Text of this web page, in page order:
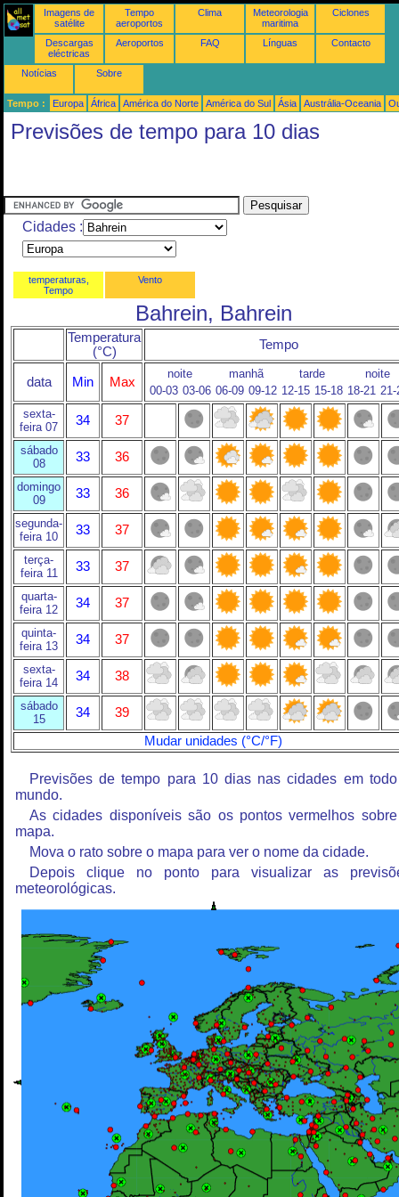
Imagens de
satélite
Tempo
aeroportos
Clima
Meteorologia
maritima
Ciclones
Descargas
eléctricas
Aeroportos FAQ Línguas Contacto
Notícias Sobre
Tempo : Europa África América do Norte América do Sul Ásia Austrália-Oceania
Previsões de tempo para 10 dias
Cidades :
temperaturas,
Tempo
Vento
Bahrein, Bahrein
Temperatura
(°C)
Tempo
data Min Max
noite manhã tarde
noite
00-03 03-06 06-09 09-12 12-15 15-18 18-21 21-
sexta-
feira 07
34 37
sábado
08
33 36
domingo
09
33 36
segunda-
feira 10
33 37
terça-
feira 11
33 37
quarta-
feira 12
34 37
quinta-
feira 13
34 37
sexta-
feira 14
34 38
sábado
15
34
39
Mudar unidades (°C/°F)
Previsões de tempo para 10 dias nas cidades em
mundo.
As cidades disponíveis são os pontos vermelhos
mapa.
Mova o rato sobre o mapa para ver o nome da cidade.
Depois clique no ponto para visualizar as
meteorológicas.